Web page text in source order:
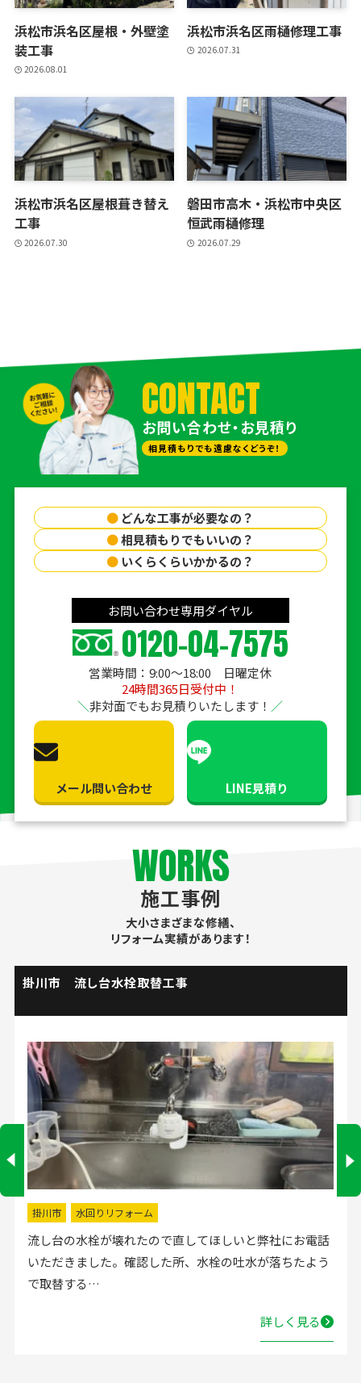
浜松市浜名区屋根・外壁塗
装工事
2026.08.01
浜松市浜名区雨樋修理工事
2026.07.31
浜松市浜名区屋根葺き替え
工事
2026.07.30
磐田市高木・浜松市中央区
恒武雨樋修理
2026.07.29
CONTACT
お問い合わせ・お見積り
相見積もりでも遠慮なくどうぞ！
● どんな工事が必要なの？
●相見積もりでもいいの？
● いくらくらいかかるの？
お問い合わせ専用ダイヤル
0120-04-7575
営業時間：9:00〜18:00 日曜定休
24時間365日受付中！
非対面でもお見積りいたします！
メール問い合わせ LINE見積り
WORKS
施工事例
大小さまざまな修繕、
リフォーム実績があります！
掛川市 流し台水栓取替工事
掛川市 水回りリフォーム
流し台の水栓が壊れたので直してほしいと弊社にお電話
いただきました。確認した所、水栓の吐水が落ちたよう
で取替する…
詳しく見る